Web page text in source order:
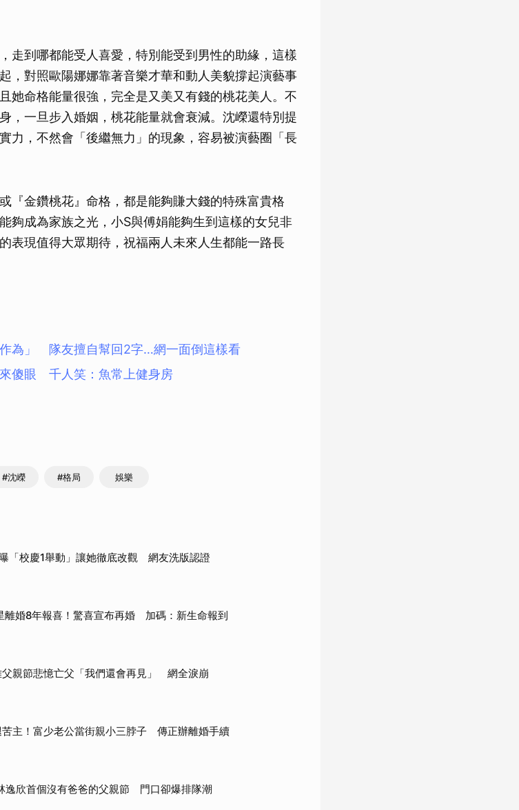
走到哪都能受人喜愛，特別能受到男性的助緣，這樣
，對照歐陽娜娜靠著音樂才華和動人美貌撐起演藝事
她命格能量很強，完全是又美又有錢的桃花美人。不
，一旦步入婚姻，桃花能量就會衰減。沈嶸還特別提
力，不然會「後繼無力」的現象，容易被演藝圈「長
『金鑽桃花』命格，都是能夠賺大錢的特殊富貴格
夠成為家族之光，小S與傅娟能夠生到這樣的女兒非
表現值得大眾期待，祝福兩人未來人生都能一路長
為」 隊友擅自幫回2字…網一面倒這樣看
傻眼 千人笑：魚常上健身房
#沈嶸 #格局 娛樂
「校慶1舉動」讓她徹底改觀 網友洗版認證
離婚8年報喜！驚喜宣布再婚 加碼：新生命報到
親節悲憶亡父「我們還會再見」 網全淚崩
主！富少老公當街親小三脖子 傳正辦離婚手續
逸欣首個沒有爸爸的父親節 門口卻爆排隊潮
消